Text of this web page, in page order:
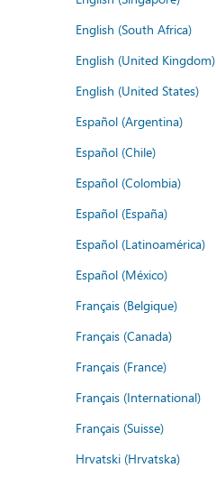
English (South Africa)
English (United Kingdom)
English (United States)
Español (Argentina)
Español (Chile)
Español (Colombia)
Español (España)
Español (Latinoamérica)
Español (México)
Français (Belgique)
Français (Canada)
Français (France)
Français (International)
Français (Suisse)
Hrvatski (Hrvatska)